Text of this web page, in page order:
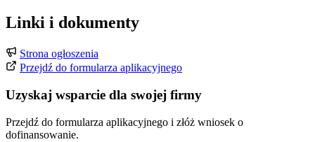
Linki i dokumenty
Strona ogłoszenia
Przejdź do formularza aplikacyjnego
Uzyskaj wsparcie dla swojej firmy
Przejdź do formularza aplikacyjnego i złóż wniosek o
dofinansowanie.